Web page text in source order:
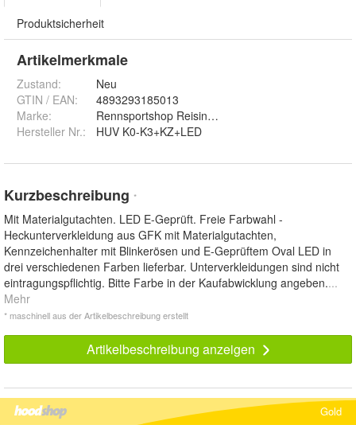
Produktsicherheit
Artikelmerkmale
Zustand:
Neu
GTIN / EAN:
4893293185013
Marke:
Rennsportshop Reisinger
Hersteller Nr.:
HUV K0-K3+KZ+LED
Kurzbeschreibung *
Mit Materialgutachten. LED E-Geprüft. Freie Farbwahl -
Heckunterverkleidung aus GFK mit Materialgutachten,
Kennzeichenhalter mit Blinkerösen und E-Geprüftem Oval LED in
drei verschiedenen Farben lieferbar. Unterverkleidungen sind nicht
eintragungspflichtig. Bitte Farbe in der Kaufabwicklung angeben....
Mehr
* maschinell aus der Artikelbeschreibung erstellt
Artikelbeschreibung anzeigen
Gold